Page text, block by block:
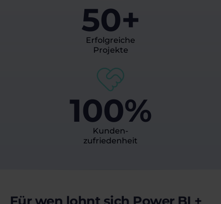
50+
Erfolgreiche
Projekte
100%
Kunden-
zufriedenheit